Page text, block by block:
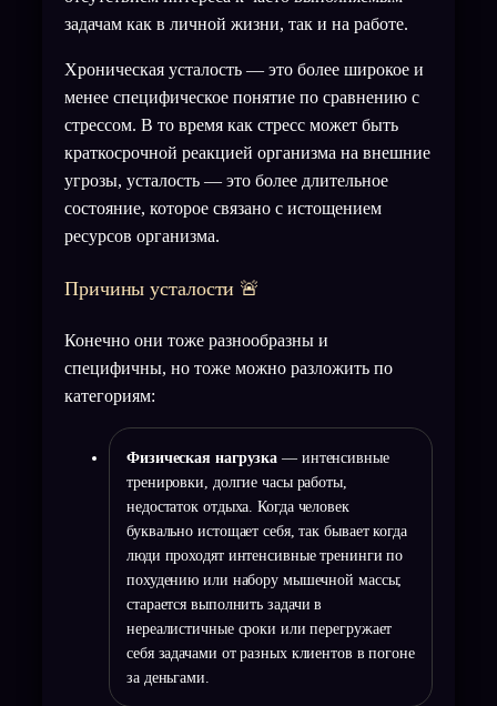
задачам как в личной жизни, так и на работе.
Хроническая усталость — это более широкое и
менее специфическое понятие по сравнению с
стрессом. В то время как стресс может быть
краткосрочной реакцией организма на внешние
угрозы, усталость — это более длительное
состояние, которое связано с истощением
ресурсов организма.
Причины усталости 🚨
Конечно они тоже разнообразны и
специфичны, но тоже можно разложить по
категориям:
Физическая нагрузка — интенсивные
тренировки, долгие часы работы,
недостаток отдыха. Когда человек
буквально истощает себя, так бывает когда
люди проходят интенсивные тренинги по
похудению или набору мышечной массы;
старается выполнить задачи в
нереалистичные сроки или перегружает
себя задачами от разных клиентов в погоне
за деньгами.